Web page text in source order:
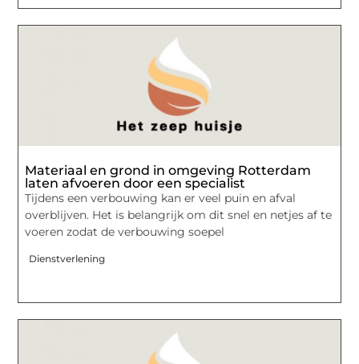
Materiaal en grond in omgeving Rotterdam
laten afvoeren door een specialist
Tijdens een verbouwing kan er veel puin en afval
overblijven. Het is belangrijk om dit snel en netjes af te
voeren zodat de verbouwing soepel
Dienstverlening